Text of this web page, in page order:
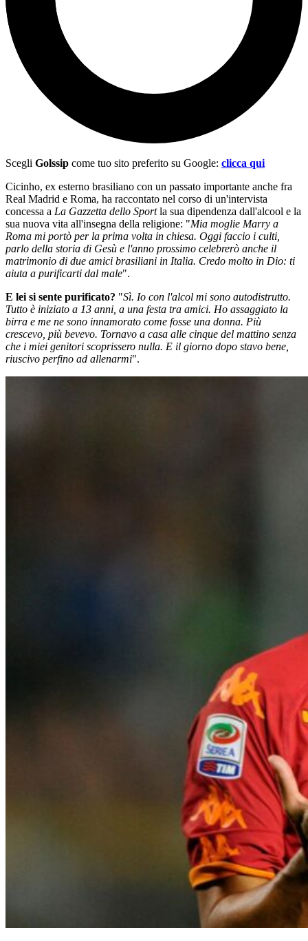
Scegli Golssip come tuo sito preferito su Google: clicca qui
Cicinho, ex esterno brasiliano con un passato importante anche fra
Real Madrid e Roma, ha raccontato nel corso di un'intervista
concessa a La Gazzetta dello Sportla sua dipendenza dall'alcool e la
sua nuova vita all'insegna della religione: "Mia moglie Marry a
Roma mi portò per la prima volta in chiesa. Oggi faccio i culti,
parlo della storia di Gesù e l'anno prossimo celebrerò anche il
matrimonio di due amici brasiliani in Italia. Credo molto in Dio: ti
aiuta a purificarti dal male".
E lei si sente purificato? "Sì. Io con l'alcol mi sono autodistrutto.
Tutto è iniziato a 13 anni, a una festa tra amici. Ho assaggiato la
birra e me ne sono innamorato come fosse una donna. Più
crescevo, più bevevo. Tornavo a casa alle cinque del mattino senza
che i miei genitori scoprissero nulla. E il giorno dopo stavo bene,
riuscivo perfino ad allenarmi".